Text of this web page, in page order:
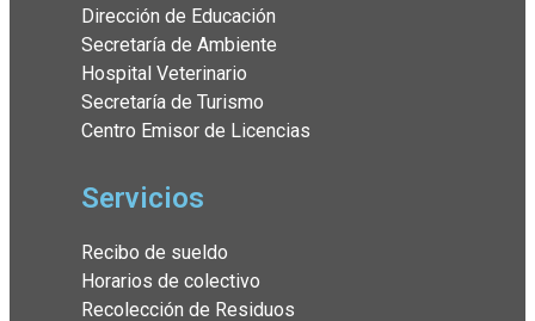
Dirección de Educación
Secretaría de Ambiente
Hospital Veterinario
Secretaría de Turismo
Centro Emisor de Licencias
Servicios
Recibo de sueldo
Horarios de colectivo
Recolección de Residuos